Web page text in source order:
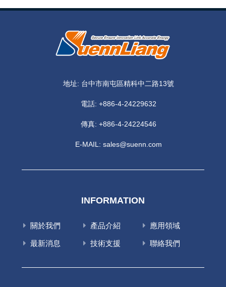
地址: 台中市南屯區精科中二路13號
電話:+886-4-24229632
傳真: +886-4-24224546
E-MAIL:sales@suenn.com
INFORMATION
關於我們 產品介紹
應用領域
最新消息
技術支援 聯絡我們